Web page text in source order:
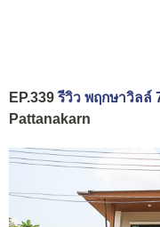
EP.339รีวิว พฤกษาวิลล์
Pattanakarn